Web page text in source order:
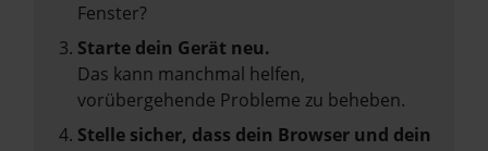
Fenster?
Starte dein Gerät neu.
Das kann manchmal helfen,
vorübergehende Probleme zu beheben.
Stelle sicher, dass dein Browser und dein